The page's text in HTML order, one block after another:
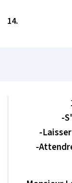
14.
-
-
-